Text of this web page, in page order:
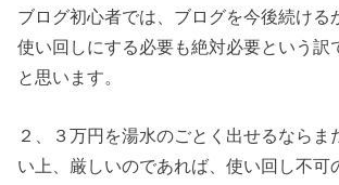
ブログ初心者では、ブログを今後続ける
使い回しにする必要も絶対必要という訳
と思います。
２、３万円を湯水のごとく出せるならま
い上、厳しいのであれば、使い回し不可